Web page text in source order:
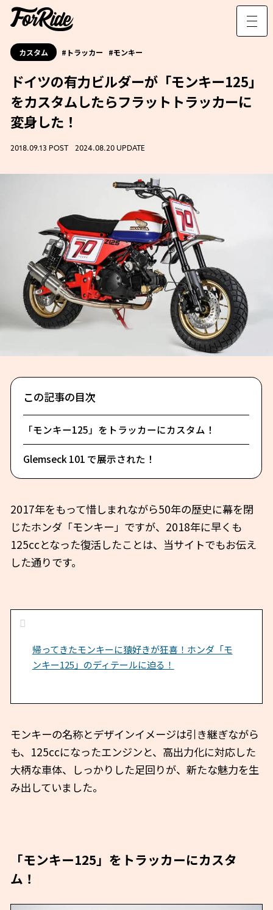
カスタム トラッカー モンキー
ドイツの有力ビルダーが「モンキー125」
をカスタムしたらフラットトラッカーに
変身した！
2018.09.13 POST 2024.08.20 UPDATE
この記事の目次
「モンキー125」をトラッカーにカスタム！
Glemseck 101 で展示された！
2017年をもって惜しまれながら50年の歴史に幕を閉
じたホンダ「モンキー」ですが、2018年に早くも
125ccとなった復活したことは、当サイトでもお伝え
した通りです。
帰ってきたモンキーに猿好きが狂喜！ホンダ「モ
ンキー125」のディテールに迫る！
モンキーの名称とデザインイメージは引き継ぎながら
も、125ccになったエンジンと、高出力化に対応した
大柄な車体、しっかりした足回りが、新たな魅力を生
み出していました。
「モンキー125」をトラッカーにカスタ
ム！